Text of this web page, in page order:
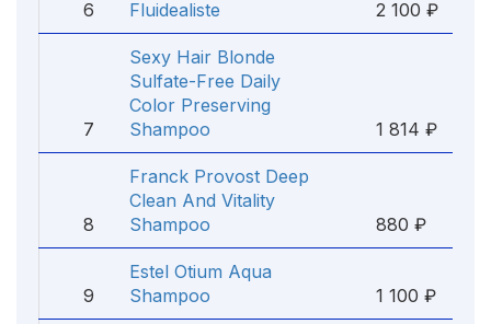
6
Fluidealiste
2 100 ₽
7
Sexy Hair Blonde
Sulfate-Free Daily
Color Preserving
Shampoo
1 814 ₽
8
Franck Provost Deep
Clean And Vitality
Shampoo
880 ₽
9
Estel Otium Aqua
Shampoo
1 100 ₽